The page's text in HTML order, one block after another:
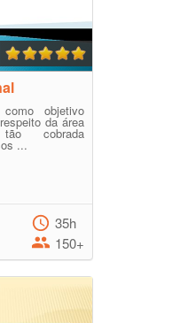
objetivo
da área
cobrada
...
35h
150+